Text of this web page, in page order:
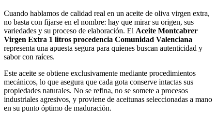
Cuando hablamos de calidad real en un aceite de oliva virgen extra,
no basta con fijarse en el nombre: hay que mirar su origen, sus
variedades y su proceso de elaboración. El Aceite Montcabrer
Virgen Extra 1 litros procedencia Comunidad Valenciana
representa una apuesta segura para quienes buscan autenticidad y
sabor con raíces.
Este aceite se obtiene exclusivamente mediante procedimientos
mecánicos, lo que asegura que cada gota conserve intactas sus
propiedades naturales. No se refina, no se somete a procesos
industriales agresivos, y proviene de aceitunas seleccionadas a mano
en su punto óptimo de maduración.